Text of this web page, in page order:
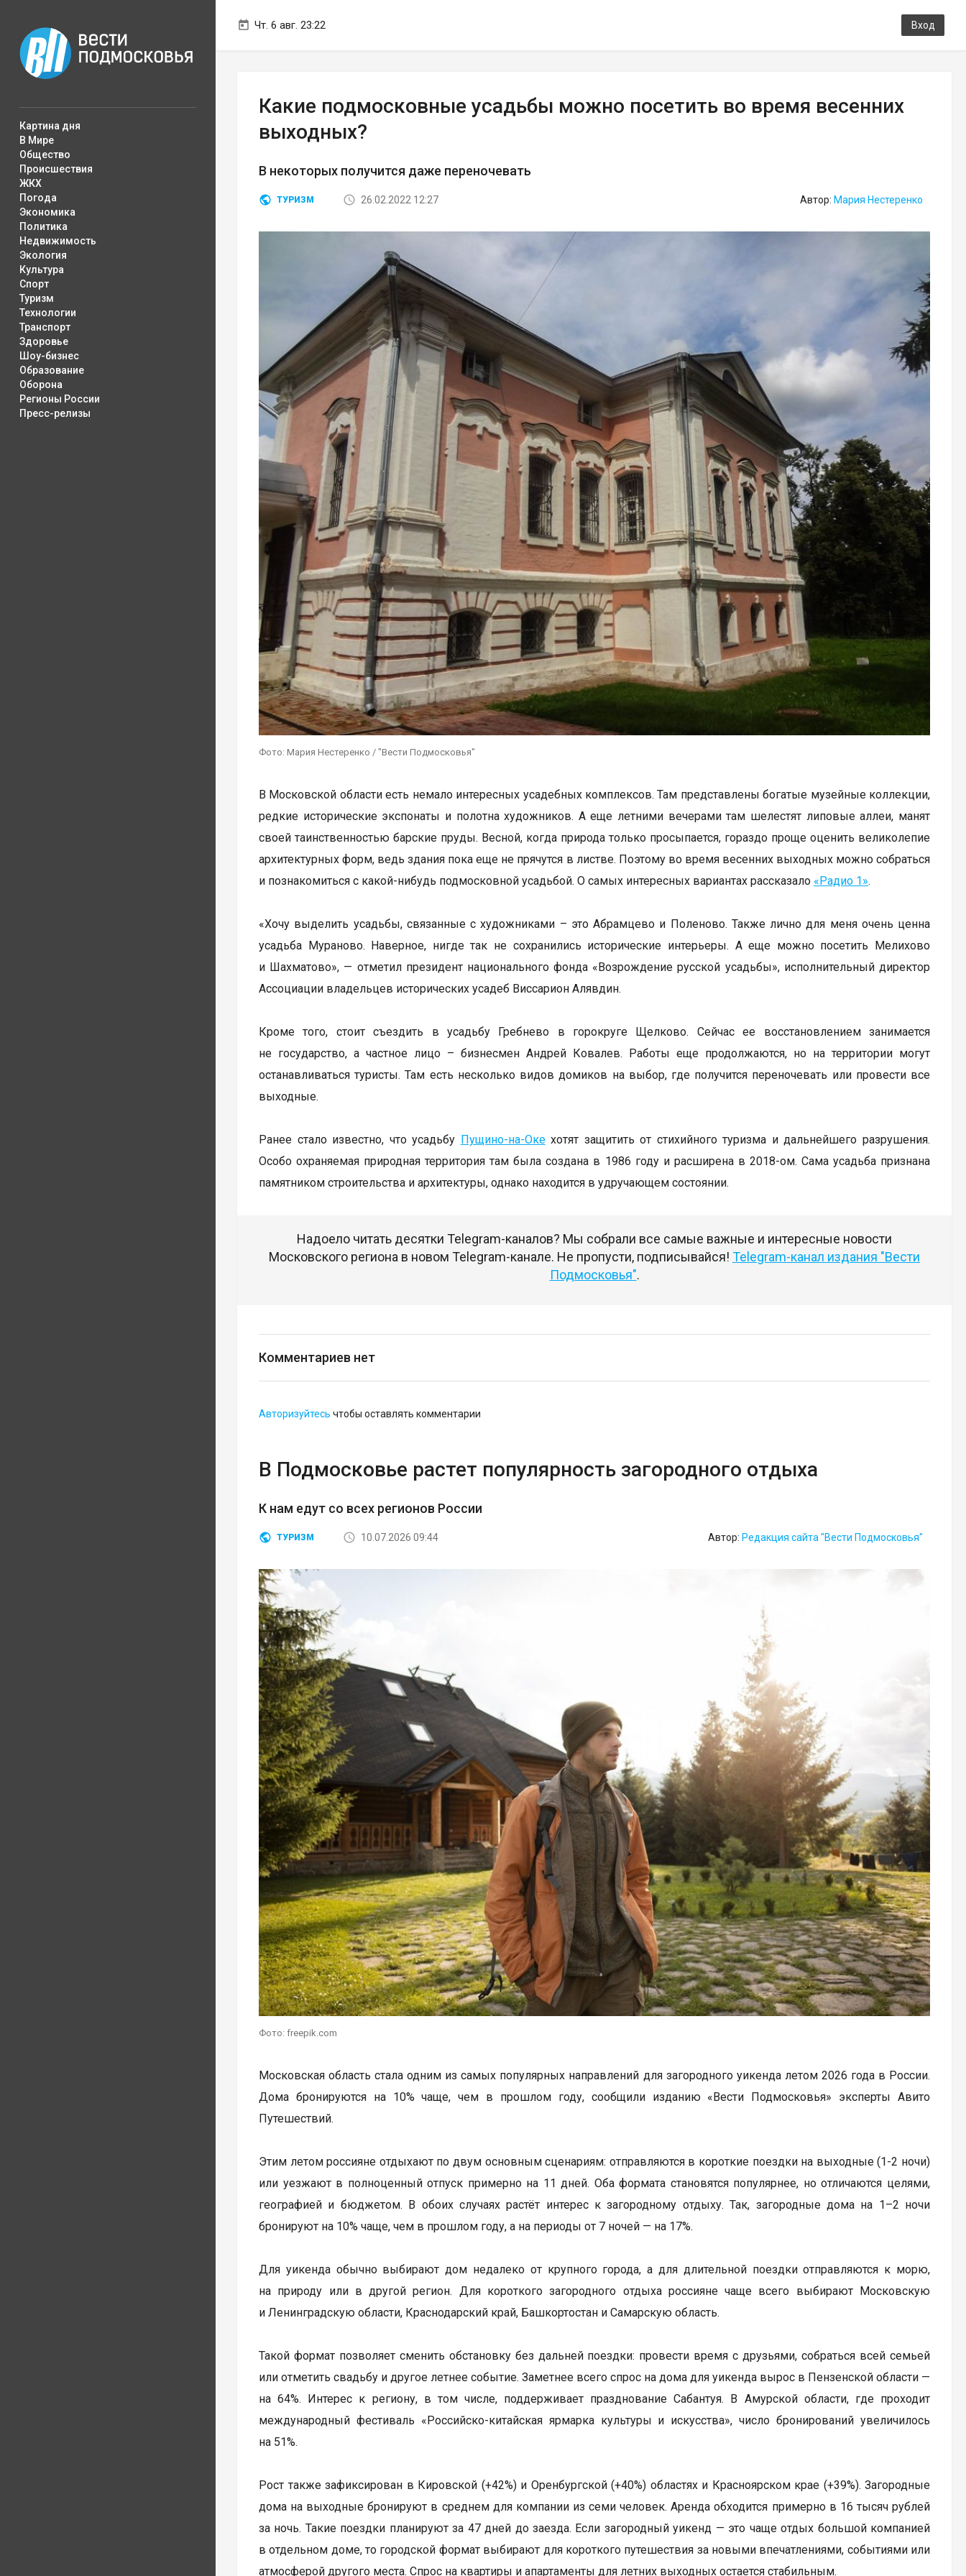
Чт. 6 авг. 23:22 Вход
Картина дня
В Мире
Общество
Происшествия
ЖКХ
Погода
Экономика
Политика
Недвижимость
Экология
Культура
Спорт
Туризм
Технологии
Транспорт
Здоровье
Шоу-бизнес
Образование
Оборона
Регионы России
Пресс-релизы
Какие подмосковные усадьбы можно посетить во время весенних
выходных?
В некоторых получится даже переночевать
ТУРИЗМ 26.02.2022 12:27 Автор: Мария Нестеренко
Фото: Мария Нестеренко / "Вести Подмосковья"
В Московской области есть немало интересных усадебных комплексов. Там представлены богатые музейные коллекции,
редкие исторические экспонаты и полотна художников. А еще летними вечерами там шелестят липовые аллеи, манят
своей таинственностью барские пруды. Весной, когда природа только просыпается, гораздо проще оценить великолепие
архитектурных форм, ведь здания пока еще не прячутся в листве. Поэтому во время весенних выходных можно собраться
и познакомиться с какой-нибудь подмосковной усадьбой. О самых интересных вариантах рассказало «Радио 1».
«Хочу выделить усадьбы, связанные с художниками – это Абрамцево и Поленово. Также лично для меня очень ценна
усадьба Мураново. Наверное, нигде так не сохранились исторические интерьеры. А еще можно посетить Мелихово
и Шахматово», — отметил президент национального фонда «Возрождение русской усадьбы», исполнительный директор
Ассоциации владельцев исторических усадеб Виссарион Алявдин.
Кроме того, стоит съездить в усадьбу Гребнево в горокруге Щелково. Сейчас ее восстановлением занимается
не государство, а частное лицо – бизнесмен Андрей Ковалев. Работы еще продолжаются, но на территории могут
останавливаться туристы. Там есть несколько видов домиков на выбор, где получится переночевать или провести все
выходные.
Ранее стало известно, что усадьбу Пущино-на-Окехотят защитить от стихийного туризма и дальнейшего разрушения.
Особо охраняемая природная территория там была создана в 1986 году и расширена в 2018-ом. Сама усадьба признана
памятником строительства и архитектуры, однако находится в удручающем состоянии.
Надоело читать десятки Telegram-каналов? Мы собрали все самые важные и интересные новости
Московского региона в новом Telegram-канале. Не пропусти, подписывайся! Telegram-канал издания "Вести
Подмосковья".
Комментариев нет
Авторизуйтесь чтобы оставлять комментарии
В Подмосковье растет популярность загородного отдыха
К нам едут со всех регионов России
ТУРИЗМ 10.07.2026 09:44 Автор: Редакция сайта "Вести Подмосковья"
Фото: freepik.com
Московская область стала одним из самых популярных направлений для загородного уикенда летом 2026 года в России.
Дома бронируются на 10% чаще, чем в прошлом году, сообщили изданию «Вести Подмосковья» эксперты Авито
Путешествий.
Этим летом россияне отдыхают по двум основным сценариям: отправляются в короткие поездки на выходные (1-2 ночи)
или уезжают в полноценный отпуск примерно на 11 дней. Оба формата становятся популярнее, но отличаются целями,
географией и бюджетом. В обоих случаях растёт интерес к загородному отдыху. Так, загородные дома на 1–2 ночи
бронируют на 10% чаще, чем в прошлом году, а на периоды от 7 ночей — на 17%.
Для уикенда обычно выбирают дом недалеко от крупного города, а для длительной поездки отправляются к морю,
на природу или в другой регион. Для короткого загородного отдыха россияне чаще всего выбирают Московскую
и Ленинградскую области, Краснодарский край, Башкортостан и Самарскую область.
Такой формат позволяет сменить обстановку без дальней поездки: провести время с друзьями, собраться всей семьей
или отметить свадьбу и другое летнее событие. Заметнее всего спрос на дома для уикенда вырос в Пензенской области —
на 64%. Интерес к региону, в том числе, поддерживает празднование Сабантуя. В Амурской области, где проходит
международный фестиваль «Российско-китайская ярмарка культуры и искусства», число бронирований увеличилось
на 51%.
Рост также зафиксирован в Кировской (+42%) и Оренбургской (+40%) областях и Красноярском крае (+39%). Загородные
дома на выходные бронируют в среднем для компании из семи человек. Аренда обходится примерно в 16 тысяч рублей
за ночь. Такие поездки планируют за 47 дней до заезда. Если загородный уикенд — это чаще отдых большой компанией
в отдельном доме, то городской формат выбирают для короткого путешествия за новыми впечатлениями, событиями или
атмосферой другого места. Спрос на квартиры и апартаменты для летних выходных остается стабильным.